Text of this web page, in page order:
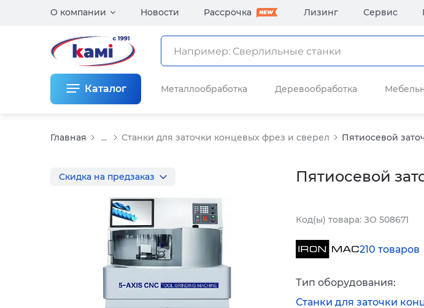
О компании Новости Рассрочка Лизинг Сервис
Каталог Металлообработка Деревообработка
Главная ... Станки для заточки концевых фрез и сверел Пятиосевой
Пятиосевой
Код(ы) товара: ЗО 508671
Скидка на предзаказ
210 товаров
Тип оборудования:
Станки для заточки